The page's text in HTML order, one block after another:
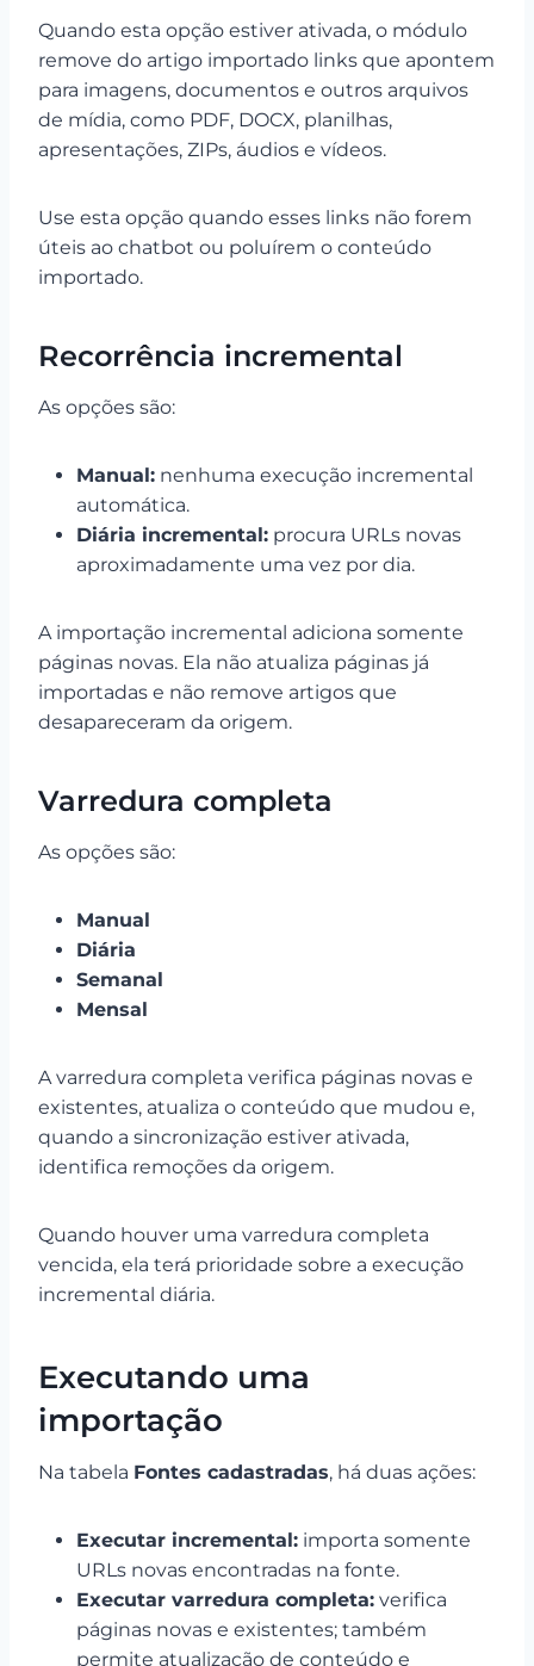
Quando esta opção estiver ativada, o módulo
remove do artigo importado links que apontem
para imagens, documentos e outros arquivos
de mídia, como PDF, DOCX, planilhas,
apresentações, ZIPs, áudios e vídeos.
Use esta opção quando esses links não forem
úteis ao chatbot ou poluírem o conteúdo
importado.
Recorrência incremental
As opções são:
Manual: nenhuma execução incremental
automática.
Diária incremental: procura URLs novas
aproximadamente uma vez por dia.
A importação incremental adiciona somente
páginas novas. Ela não atualiza páginas já
importadas e não remove artigos que
desapareceram da origem.
Varredura completa
As opções são:
Manual
Diária
Semanal
Mensal
A varredura completa verifica páginas novas e
existentes, atualiza o conteúdo que mudou e,
quando a sincronização estiver ativada,
identifica remoções da origem.
Quando houver uma varredura completa
vencida, ela terá prioridade sobre a execução
incremental diária.
Executando uma
importação
Na tabela Fontes cadastradas, há duas ações:
Executar incremental: importa somente
URLs novas encontradas na fonte.
Executar varredura completa: verifica
páginas novas e existentes; também
permite atualização de conteúdo e